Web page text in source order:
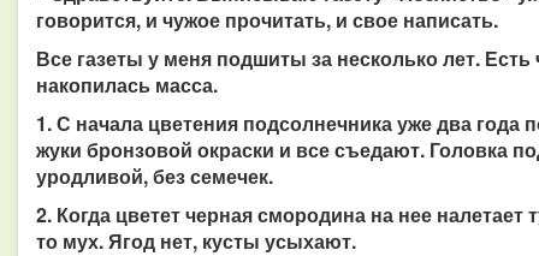
говорится, и чужое прочитать, и свое написать.
Все газеты у меня подшиты за несколько лет.
накопилась масса.
1. С начала цветения подсолнечника уже два
жуки бронзовой окраски и все съедают. Головка
уродливой, без семечек.
2. Когда цветет черная смородина на нее
то мух. Ягод нет, кусты усыхают.